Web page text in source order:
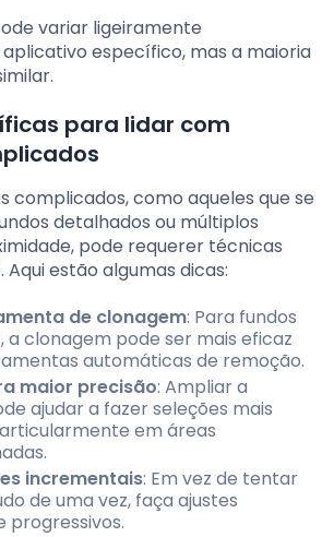
variar ligeiramente
específico, mas a maioria
para lidar com
complicados, como aqueles que se
detalhados ou múltiplos
pode requerer técnicas
Aqui estão algumas dicas:
de clonagem: Para fundos
a clonagem pode ser mais eficaz
automáticas de remoção.
maior precisão: Ampliar a
ajudar a fazer seleções mais
em áreas
incrementais: Em vez de tentar
de uma vez, faça ajustes
progressivos.